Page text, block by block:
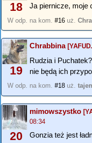
18 Ja piernicze, moje
W odp. na kom. #16 uż.
19
Chrabbina
Rudzia i
nie będą ich
W odp. na kom. #18 uż.
20
mimowszystko
08:34
Gonzia też jest